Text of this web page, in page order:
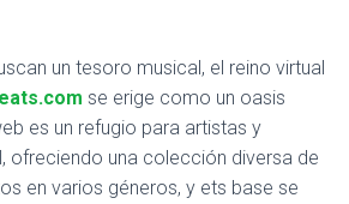
un tesoro musical, el reino virtual
se erige como un oasis
es un refugio para artistas y
ofreciendo una colección diversa de
en varios géneros, y ets base se